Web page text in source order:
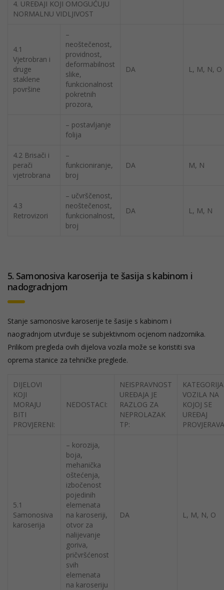
4. UREĐAJI KOJI OMOGUĆUJU
NORMALNU VIDLJIVOST
4.1
Vjetrobran i
druge
staklene
površine
–
neoštečenost,
providnost,
deformabilnost
slike,
funkcionalnost
pokretnih
prozora,
DA L, M, N, O
– postavljanje
folija
4.2 Brisači i
perači
vjetrobrana
–
funkcioniranje,
broj
DA M, N
4.3
Retrovizori
– učvrščenost,
neoštečenost,
funkcionalnost,
broj
DA L, M, N
5. Samonosiva karoserija te šasija s kabinom i
nadogradnjom
Stanje samonosive karoserije te šasije s kabinom i
naogradnjom utvrđuje se subjektivnom ocjenom nadzornika.
Prilikom pregleda ovih dijelova vozila može se koristiti sva
oprema stanice za tehničke preglede.
DIJELOVI
KOJI
MORAJU
BITI
PROVJERENI:
NEDOSTACI:
NEISPRAVNOST
UREĐAJA JE
RAZLOG ZA
NEPROLAZAK
TP:
KATEGORIJA
VOZILA NA
KOJOJ SE
UREĐAJ
5.1
Samonosiva
karoserija
– korozija,
boja,
mehanička
oštećenja,
izbočenost
pojedinih
elemenata
na karoseriji,
otvor za
nalijevanje
goriva,
pričvršćenost
svih
elemenata
na karoseriju
DA L, M, N, O